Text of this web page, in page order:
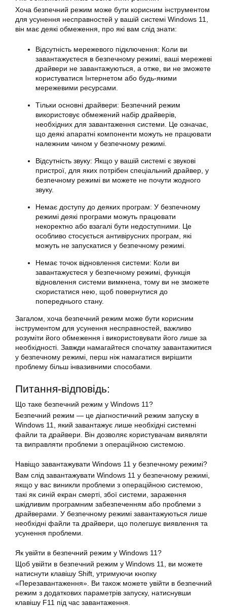
Хоча безпечний режим може бути корисним інструментом
для усунення несправностей у вашій системі Windows 11,
він має деякі обмеження, про які вам слід знати:
Відсутність мережевого підключення: Коли ви
завантажуєтеся в безпечному режимі, ваші мережеві
драйвери не завантажуються, а отже, ви не зможете
користуватися Інтернетом або будь-якими
мережевими ресурсами.
Тільки основні драйвери: Безпечний режим
використовує обмежений набір драйверів,
необхідних для завантаження системи. Це означає,
що деякі апаратні компоненти можуть не працювати
належним чином у безпечному режимі.
Відсутність звуку: Якщо у вашій системі є звукові
пристрої, для яких потрібен спеціальний драйвер, у
безпечному режимі ви можете не почути жодного
звуку.
Немає доступу до деяких програм: У безпечному
режимі деякі програми можуть працювати
некоректно або взагалі бути недоступними. Це
особливо стосується антивірусних програм, які
можуть не запускатися у безпечному режимі.
Немає точок відновлення системи: Коли ви
завантажуєтеся у безпечному режимі, функція
відновлення системи вимкнена, тому ви не зможете
скористатися нею, щоб повернутися до
попереднього стану.
Загалом, хоча безпечний режим може бути корисним
інструментом для усунення несправностей, важливо
розуміти його обмеження і використовувати його лише за
необхідності. Завжди намагайтеся спочатку завантажитися
у безпечному режимі, перш ніж намагатися вирішити
проблему більш інвазивними способами.
Питання-відповідь:
Що таке безпечний режим у Windows 11?
Безпечний режим — це діагностичний режим запуску в
Windows 11, який завантажує лише необхідні системні
файли та драйвери. Він дозволяє користувачам виявляти
та виправляти проблеми з операційною системою.
Навіщо завантажувати Windows 11 у безпечному режимі?
Вам слід завантажувати Windows 11 у безпечному режимі,
якщо у вас виникли проблеми з операційною системою,
такі як синій екран смерті, збої системи, зараження
шкідливим програмним забезпеченням або проблеми з
драйверами. У безпечному режимі завантажуються лише
необхідні файли та драйвери, що полегшує виявлення та
усунення проблеми.
Як увійти в безпечний режим у Windows 11?
Щоб увійти в безпечний режим у Windows 11, ви можете
натиснути клавішу Shift, утримуючи кнопку
«Перезавантаження». Ви також можете увійти в безпечний
режим з додаткових параметрів запуску, натиснувши
клавішу F11 під час завантаження.